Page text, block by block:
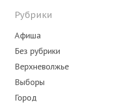
Рубрики
Афиша
Без рубрики
Верхневолжье
Выборы
Город